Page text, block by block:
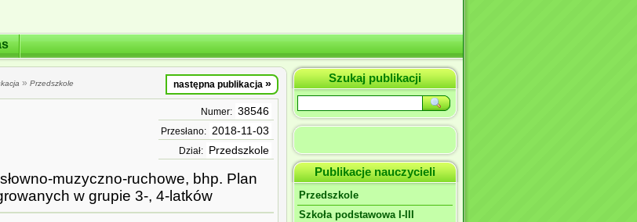
» Przedszkole następna publikacja »
Numer: 38546
Przesłano: 2018-11-03
Dział: Przedszkole
muzyczno-ruchowe, bhp. Plan
w grupie 3-, 4-latków
Szukaj publikacji
Publikacje nauczycieli
Przedszkole
Szkoła podstawowa I-III